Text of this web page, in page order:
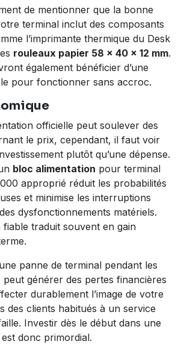
de mentionner que la bonne
terminal inclut des composants
l’imprimante thermique du Desk
rouleaux papier 58 x 40 x 12 mm.
également bénéficier d’une
pour fonctionner sans accroc.
officielle peut soulever des
le prix, cependant, il faut voir
plutôt qu’une dépense.
bloc alimentation pour terminal
approprié réduit les probabilités
et minimise les interruptions
dysfonctionnements matériels.
fiable traduit souvent en gain
panne de terminal pendant les
peut générer des pertes financières
durablement l’image de votre
des clients habitués à un service
Investir dès le début dans une
donc primordial.